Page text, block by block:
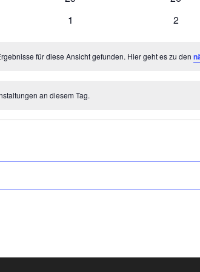
0
1
0
2
für diese Ansicht gefunden. Hier geht es zu den
an diesem Tag.